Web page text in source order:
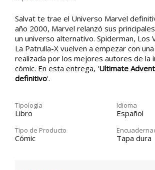
Salvat te trae el Universo Marvel
año 2000, Marvel relanzó sus
un universo alternativo. Spiderman, Los
La Patrulla-X vuelven a empezar con
realizada por los mejores autores de la
cómic. En esta entrega, 'Ultimate
definitivo'.
Tipología
Libro
Idioma
Español
Tipo de Producto
Cómic Tapa dura